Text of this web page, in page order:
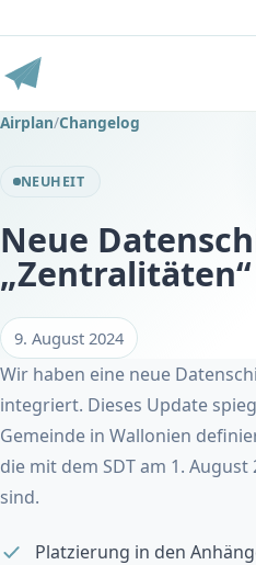
Airplan/Changelog
NEUHEIT
Neue
9. August 2024
Wir haben eine neue
integriert. Dieses Update
Gemeinde in Wallonien
die mit dem SDT am 1.
sind.
Platzierung in den